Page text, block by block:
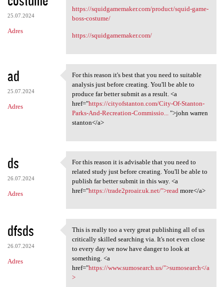
25.07.2024
Adres
https://squidgamemaker.com/product/squid-game-
boss-costume/
https://squidgamemaker.com/
ad
25.07.2024
Adres
For this reason it's best
For this reason it's best that you need to suitable
analysis just before creating. You'll be able to
produce far better submit as a result. <a
href="https://cityofstanton.com/City-Of-Stanton-
Parks-And-Recreation-Commissio...">john warren
stanton</a>
ds
26.07.2024
Adres
For this reason it is
For this reason it is advisable that you need to
related study just before creating. You'll be able to
publish far better submit in this way. <a
href="https://trade2proair.uk.net/">read more</a>
dfsds
26.07.2024
Adres
This is really too a very
This is really too a very great publishing all of us
critically skilled searching via. It's not even close
to every day we now have danger to look at
something. <a
href="https://www.sumosearch.us/">sumosearch</a
>